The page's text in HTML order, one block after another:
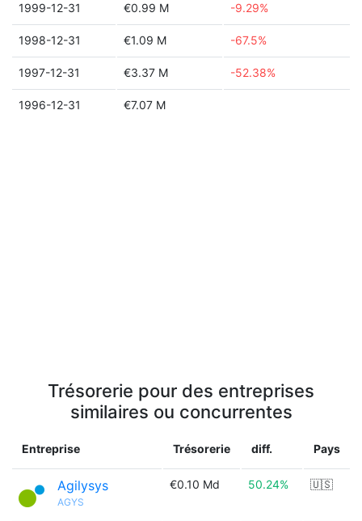
1999-12-31 €0.99 M -9.29%
1998-12-31 €1.09 M -67.5%
1997-12-31 €3.37 M -52.38%
1996-12-31 €7.07 M
Trésorerie pour des entreprises
similaires ou concurrentes
Entreprise Trésorerie diff. Pays
Agilysys
AGYS
€0.10 Md 50.24% 🇺🇸